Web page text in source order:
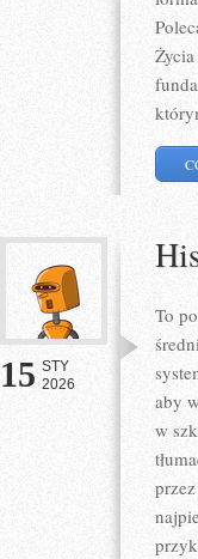
15 STY
2026
To
aby
w